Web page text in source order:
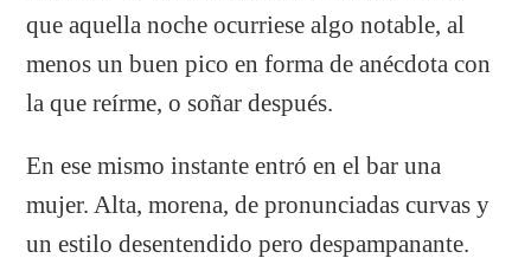
que aquella noche ocurriese algo notable, al
menos un buen pico en forma de anécdota con
la que reírme, o soñar después.
En ese mismo instante entró en el bar una
mujer. Alta, morena, de pronunciadas curvas y
un estilo desentendido pero despampanante.